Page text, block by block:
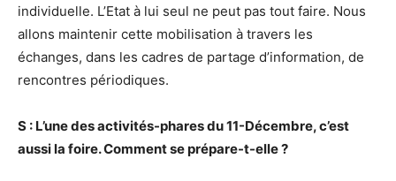
individuelle. L’Etat à lui seul ne peut pas tout faire. Nous
allons maintenir cette mobilisation à travers les
échanges, dans les cadres de partage d’information, de
rencontres périodiques.
S : L’une des activités-phares du 11-Décembre, c’est
aussi la foire. Comment se prépare-t-elle ?